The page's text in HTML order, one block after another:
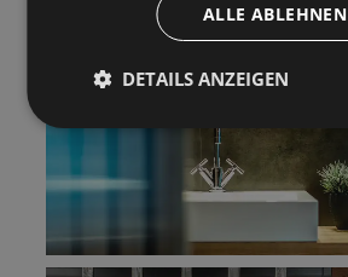
ALLE ABLEHNEN
DETAILS ANZEIGEN